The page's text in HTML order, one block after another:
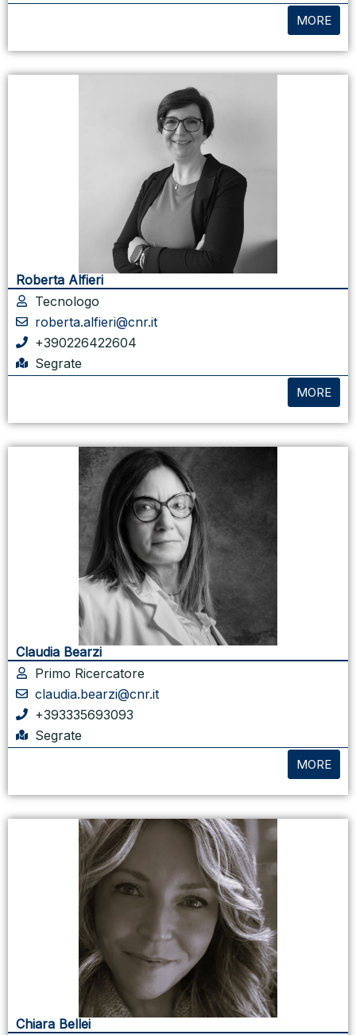
MORE
Roberta Alfieri
Tecnologo
roberta.alfieri@cnr.it
+390226422604
Segrate
MORE
Claudia Bearzi
Primo Ricercatore
claudia.bearzi@cnr.it
+393335693093
Segrate
MORE
Chiara Bellei